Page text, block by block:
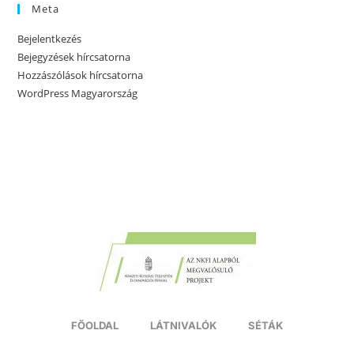
Meta
Bejelentkezés
Bejegyzések hírcsatorna
Hozzászólások hírcsatorna
WordPress Magyarország
FŐOLDAL LÁTNIVALÓK SÉTÁK